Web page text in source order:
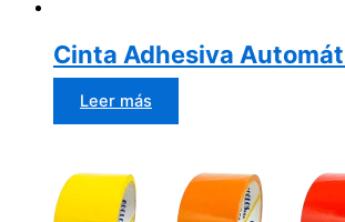
Cinta Adhesiva
Leer más